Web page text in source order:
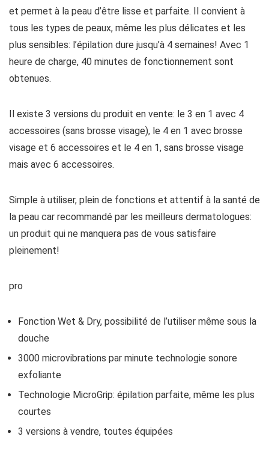
et permet à la peau d’être lisse et parfaite. Il convient à
tous les types de peaux, même les plus délicates et les
plus sensibles: l’épilation dure jusqu’à 4 semaines! Avec 1
heure de charge, 40 minutes de fonctionnement sont
obtenues.
Il existe 3 versions du produit en vente: le 3 en 1 avec 4
accessoires (sans brosse visage), le 4 en 1 avec brosse
visage et 6 accessoires et le 4 en 1, sans brosse visage
mais avec 6 accessoires.
Simple à utiliser, plein de fonctions et attentif à la santé de
la peau car recommandé par les meilleurs dermatologues:
un produit qui ne manquera pas de vous satisfaire
pleinement!
pro
Fonction Wet & Dry, possibilité de l’utiliser même sous la
douche
3000 microvibrations par minute technologie sonore
exfoliante
Technologie MicroGrip: épilation parfaite, même les plus
courtes
3 versions à vendre, toutes équipées